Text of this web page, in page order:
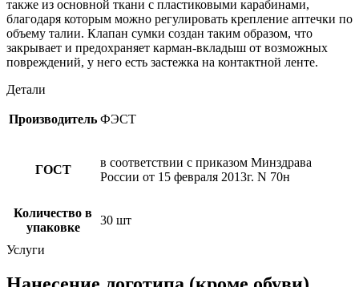
также из основной ткани с пластиковыми карабинами,
благодаря которым можно регулировать крепление аптечки по
объему талии. Клапан сумки создан таким образом, что
закрывает и предохраняет карман-вкладыш от возможных
повреждений, у него есть застежка на контактной ленте.
Детали
Производитель ФЭСТ
ГОСТ
в соответствии с приказом Минздрава
России от 15 февраля 2013г. N 70н
Количество в
упаковке
30 шт
Услуги